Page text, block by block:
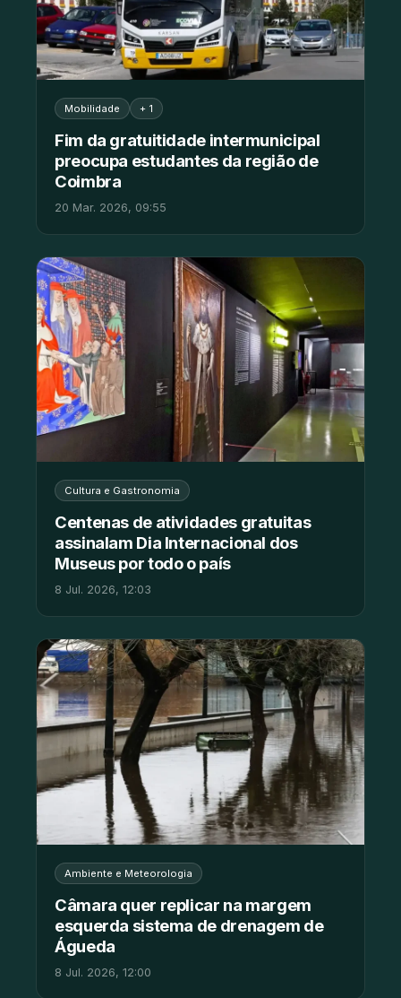
Mobilidade + 1
Fim da gratuitidade intermunicipal
preocupa estudantes da região de
Coimbra
20 Mar. 2026, 09:55
Cultura e Gastronomia
Centenas de atividades gratuitas
assinalam Dia Internacional dos
Museus por todo o país
8 Jul. 2026, 12:03
Ambiente e Meteorologia
Câmara quer replicar na margem
esquerda sistema de drenagem de
Águeda
8 Jul. 2026, 12:00